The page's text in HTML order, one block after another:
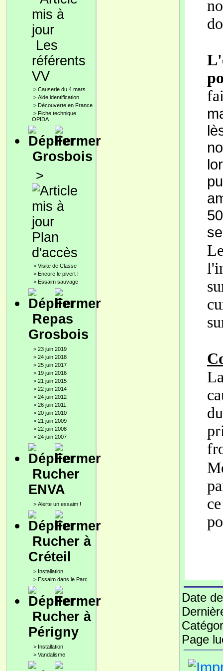
Les
référents
VV
> Causerie du 4 mars
> Aide identification
> Découverte en France
> Fiche technique
OPIDA
Grosbois
>
Plan
d'accès
> Visite de Classe
> Encore le pivert !
> Essaim sauvage
Repas
Grosbois
> 23 juin 2019
> 24 juin 2018
> 25 juin 2017
> 19 juin 2016
> 21 juin 2015
> 22 juin 2014
> 24 juin 2012
> 26 juin 2011
> 20 juin 2010
> 21 juin 2009
> 22 juin 2008
> 24 juin 2007
Rucher
ENVA
> Alerte un essaim !
Rucher à
Créteil
> Installation
> Essaim dans le Parc
Rucher à
Périgny
> Installation
> Vandalisme
Date
Page